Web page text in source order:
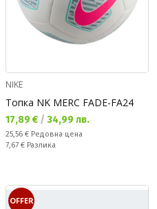
NIKE
Топка NK MERC FADE-FA24
Текуща цена:
17,89 € / 34,99 лв.
Редовна цена:
25,56 € Редовна цена
Спестявате:
7,67 € Разлика
OFFER